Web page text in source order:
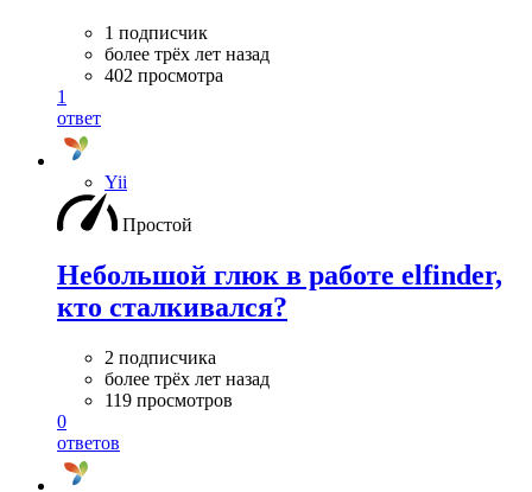
1 подписчик
более трёх лет назад
402 просмотра
1
ответ
Yii
Простой
Небольшой глюк в работе elfinder,
кто сталкивался?
2 подписчика
более трёх лет назад
119 просмотров
0
ответов